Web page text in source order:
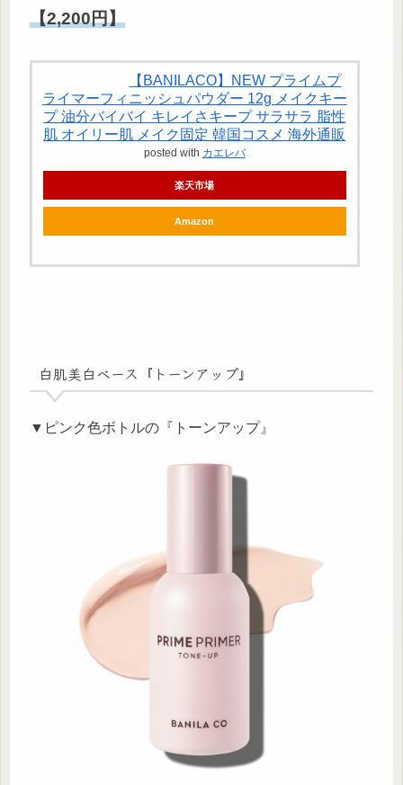
【2,200円】
【BANILACO】NEW プライムプ
ライマーフィニッシュパウダー 12g メイクキー
プ 油分バイバイ キレイさキープ サラサラ 脂性
肌 オイリー肌 メイク固定 韓国コスメ 海外通販
posted with カエレバ
楽天市場
Amazon
白肌美白ベース『トーンアップ』
▼ピンク色ボトルの『トーンアップ』